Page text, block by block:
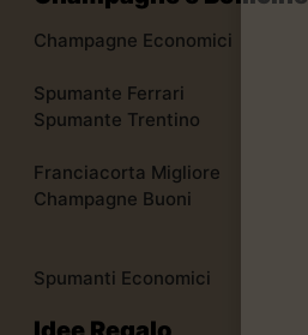
Champagne Economici
Spumante Ferrari
Spumante Trentino
Franciacorta Migliore
Champagne Buoni
Spumanti Economici